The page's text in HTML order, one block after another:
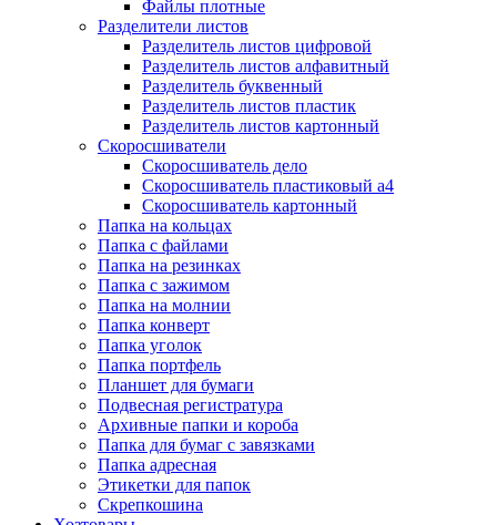
Файлы плотные
Разделители листов
Разделитель листов цифровой
Разделитель листов алфавитный
Разделитель буквенный
Разделитель листов пластик
Разделитель листов картонный
Скоросшиватели
Скоросшиватель дело
Скоросшиватель пластиковый а4
Скоросшиватель картонный
Папка на кольцах
Папка с файлами
Папка на резинках
Папка с зажимом
Папка на молнии
Папка конверт
Папка уголок
Папка портфель
Планшет для бумаги
Подвесная регистратура
Архивные папки и короба
Папка для бумаг с завязками
Папка адресная
Этикетки для папок
Скрепкошина